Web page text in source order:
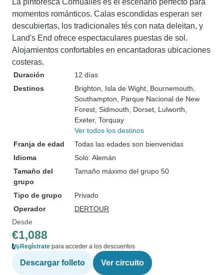
La pintoresca Cornualles es el escenario perfecto para
momentos románticos. Calas escondidas esperan ser
descubiertas, los tradicionales tés con nata deleitan, y
Land's End ofrece espectaculares puestas de sol.
Alojamientos confortables en encantadoras ubicaciones
costeras.
Duración
12 días
Destinos
Brighton , Isla de Wight , Bournemouth
Southampton , Parque Nacional de New
Forest , Sidmouth , Dorset , Lulworth
Exeter, Torquay
Ver todos los destinos
Franja de edad
Todas las edades son bienvenidas
Idioma
Solo: Alemán
Tamaño del
grupo
Tamaño máximo del grupo 50
Tipo de grupo
Privado
Operador
DERTOUR
Desde
€1,088
Regístrate para acceder a los descuentos
Descargar folleto Ver circuito